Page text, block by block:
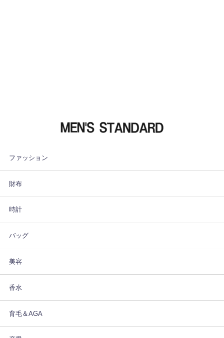
ファッション
財布
時計
バッグ
美容
香水
育毛＆AGA